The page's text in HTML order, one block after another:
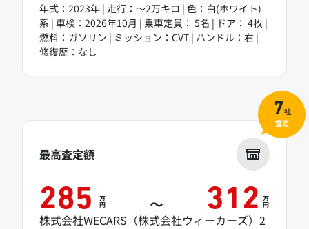
年式：2023年 | 走行：～2万キロ | 色：白(ホワイト)
系 | 車検：2026年10月 | 乗車定員： 5名 | ドア： 4枚 |
燃料：ガソリン | ミッション：CVT | ハンドル：右 |
修復歴：なし
最高査定額
285 万
円 ～ 312 万
円
株式会社WECARS（株式会社ウィーカーズ）2
7社
査定